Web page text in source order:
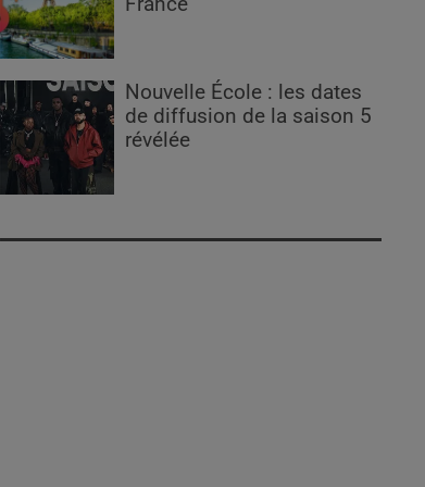
Nouvelle École : les dates
de diffusion de la saison 5
révélée